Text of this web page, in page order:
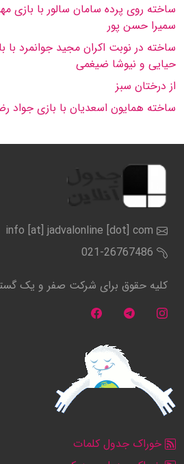
ساخته روى پرده سامان سالور با بازى
سمیرا حسن پور
ساخته در نوبت اكران مجید جوانمرد با
حیایى و نیوشا ضیغمى
از درختان سبز
ساخته همایون اسعدیان با بازى جواد
info [at] jadvalonline [dot] com
021-26767486
کلیه حقوق برای شرکت صفر و یک
خوراک جدول کلمات